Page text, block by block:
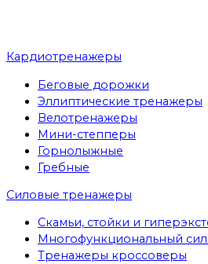
Кардиотренажеры
Беговые дорожки
Эллиптические тренажеры
Велотренажеры
Мини-степперы
Горнолыжные
Гребные
Cиловые тренажеры
Скамьи, стойки и
Многофункциональный
Тренажеры кроссоверы